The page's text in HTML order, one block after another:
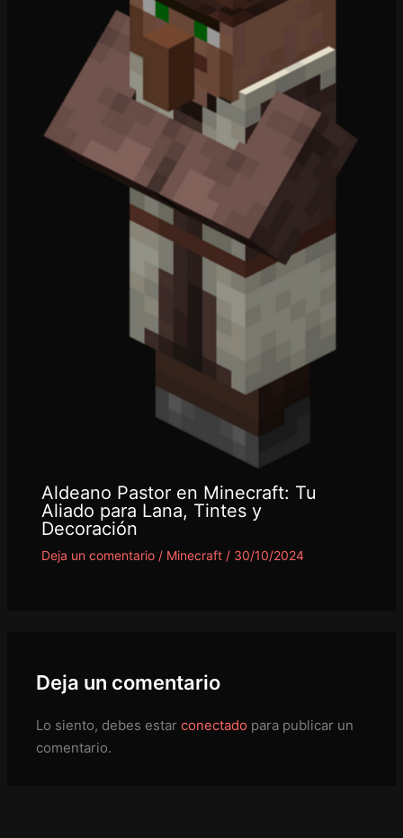
Aldeano Pastor en Minecraft: Tu
Aliado para Lana, Tintes y
Decoración
Deja un comentario / Minecraft/ 30/10/2024
Deja un comentario
Lo siento, debes estarconectado para publicar un
comentario.